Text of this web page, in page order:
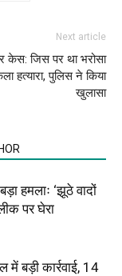
Next article
केस: जिस पर था भरोसा
हत्यारा, पुलिस ने किया
खुलासा
हमलाः ‘झूठे वादों
पर घेरा
बड़ी कार्रवाई, 14